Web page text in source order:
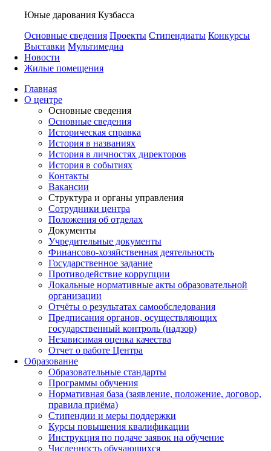
Юные дарования Кузбасса
Основные сведения Проекты Стипендиаты Конкурсы
Выставки Мультимедиа
Новости
Жилые помещения
Главная
О центре
Основные сведения
Основные сведения
Историческая справка
История в названиях
История в личностях директоров
История в событиях
Контакты
Вакансии
Структура и органы управления
Сотрудники центра
Положения об отделах
Документы
Учредительные документы
Финансово-хозяйственная деятельность
Государственное задание
Противодействие коррупции
Локальные нормативные акты образовательной
организации
Отчёты о результатах самообследования
Предписания органов, осуществляющих
государственный контроль (надзор)
Независимая оценка качества
Отчет о работе Центра
Образование
Образовательные стандарты
Программы обучения
Нормативная база (заявление, положение, договор,
правила приёма)
Стипендии и меры поддержки
Курсы повышения квалификации
Инструкция по подаче заявок на обучение
Численность обучающихся